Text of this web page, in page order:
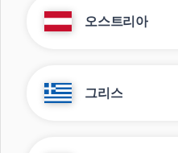
오스트리아
그리스